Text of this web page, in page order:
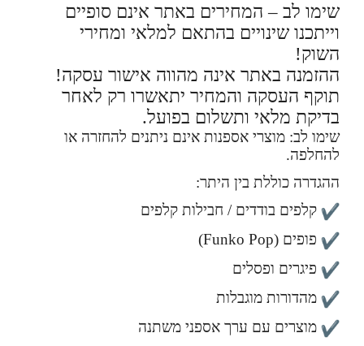
שימו לב – המחירים באתר אינם סופיים
וייתכנו שינויים בהתאם למלאי ומחירי
השוק!
ההזמנה באתר אינה מהווה אישור עסקה!
תוקף העסקה והמחיר יתאשרו רק לאחר
בדיקת מלאי ותשלום בפועל.
שימו לב: מוצרי אספנות אינם ניתנים להחזרה או
להחלפה.
ההגדרה כוללת בין היתר:
קלפים בודדים / חבילות קלפים
פופים (Funko Pop)
פיגרים ופסלים
מהדורות מוגבלות
מוצרים עם ערך אספני משתנה